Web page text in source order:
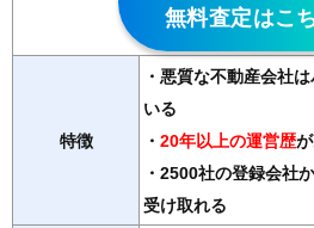
無料査定はこ
特徴
・悪質な不動産会社
いる
・ 20年以上の運営歴
・2500社の登録会社
受け取れる